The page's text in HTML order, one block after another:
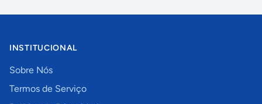
INSTITUCIONAL
Sobre Nós
Termos de Serviço